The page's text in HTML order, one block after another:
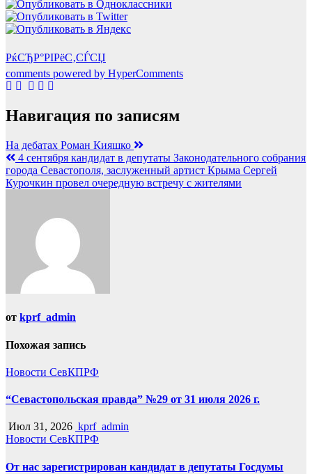
РќСЂР°РІРёС‚СЃСЏ
comments powered by HyperComments
Навигация по записям
На дебатах Роман Кияшко
4 сентября кандидат в депутаты Законодательного собрания
города Севастополя, заслуженный артист Крыма Сергей
Курочкин провел очередную встречу с жителями
от kprf_admin
Похожая запись
Новости СевКПРФ
“Севастопольская правда” №29 от 31 июля 2026 г.
Июл 31, 2026 kprf_admin
Новости СевКПРФ
От нас зарегистрирован кандидат в депутаты Госдумы